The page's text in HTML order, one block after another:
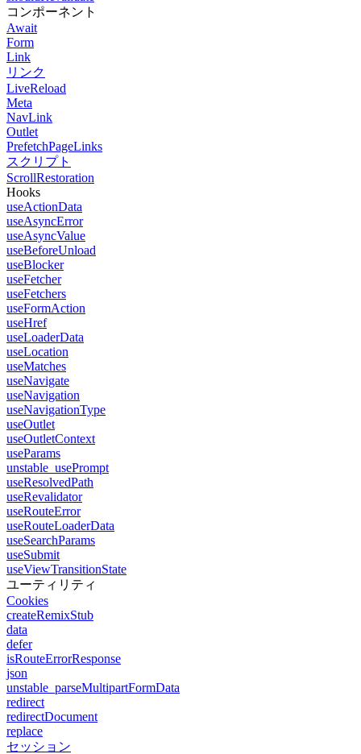
コンポーネント
Await
Form
Link
リンク
LiveReload
Meta
NavLink
Outlet
PrefetchPageLinks
スクリプト
ScrollRestoration
Hooks
useActionData
useAsyncError
useAsyncValue
useBeforeUnload
useBlocker
useFetcher
useFetchers
useFormAction
useHref
useLoaderData
useLocation
useMatches
useNavigate
useNavigation
useNavigationType
useOutlet
useOutletContext
useParams
unstable_usePrompt
useResolvedPath
useRevalidator
useRouteError
useRouteLoaderData
useSearchParams
useSubmit
useViewTransitionState
ユーティリティ
Cookies
createRemixStub
data
defer
isRouteErrorResponse
json
unstable_parseMultipartFormData
redirect
redirectDocument
replace
セッション